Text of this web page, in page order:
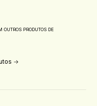
OUTROS PRODUTOS DE